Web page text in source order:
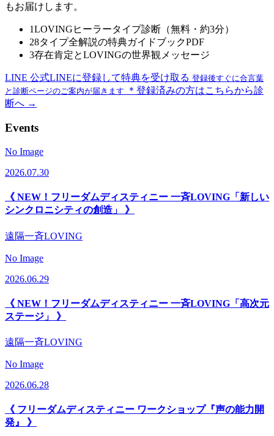
もお届けします。
1LOVINGヒーラータイプ診断（無料・約3分）
28タイプ全解説の特典ガイドブックPDF
3存在肯定とLOVINGの世界観メッセージ
LINE 公式LINEに登録して特典を受け取る 登録後すぐに合言葉
と診断ページのご案内が届きます
＊登録済みの方はこちらから診
断へ →
Events
No Image
2026.07.30
《 NEW！フリーダムディスティニー 一斉LOVING「新しい
シンクロニシティの創造」 》
遠隔一斉LOVING
No Image
2026.06.29
《 NEW！フリーダムディスティニー 一斉LOVING「高次元
ステージ」 》
遠隔一斉LOVING
No Image
2026.06.28
《 フリーダムディスティニー ワークショップ『声の能力開
発』 》